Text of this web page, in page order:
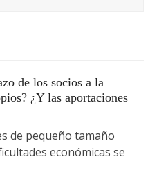
de los socios a la
¿Y las aportaciones
de pequeño tamaño
económicas se